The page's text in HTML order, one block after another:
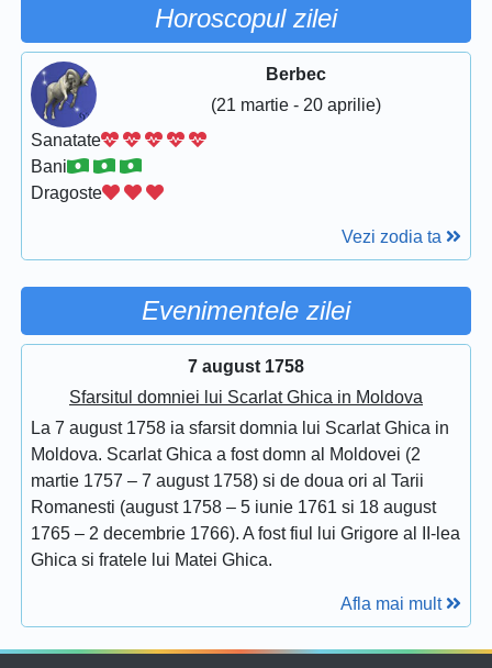
Horoscopul zilei
Berbec
(21 martie - 20 aprilie)
Sanatate
Bani
Dragoste
Vezi zodia ta
Evenimentele zilei
7 august 1758
Sfarsitul domniei lui Scarlat Ghica in Moldova
La 7 august 1758 ia sfarsit domnia lui Scarlat Ghica in
Moldova. Scarlat Ghica a fost domn al Moldovei (2
martie 1757 – 7 august 1758) si de doua ori al Tarii
Romanesti (august 1758 – 5 iunie 1761 si 18 august
1765 – 2 decembrie 1766). A fost fiul lui Grigore al II-lea
Ghica si fratele lui Matei Ghica.
Afla mai mult